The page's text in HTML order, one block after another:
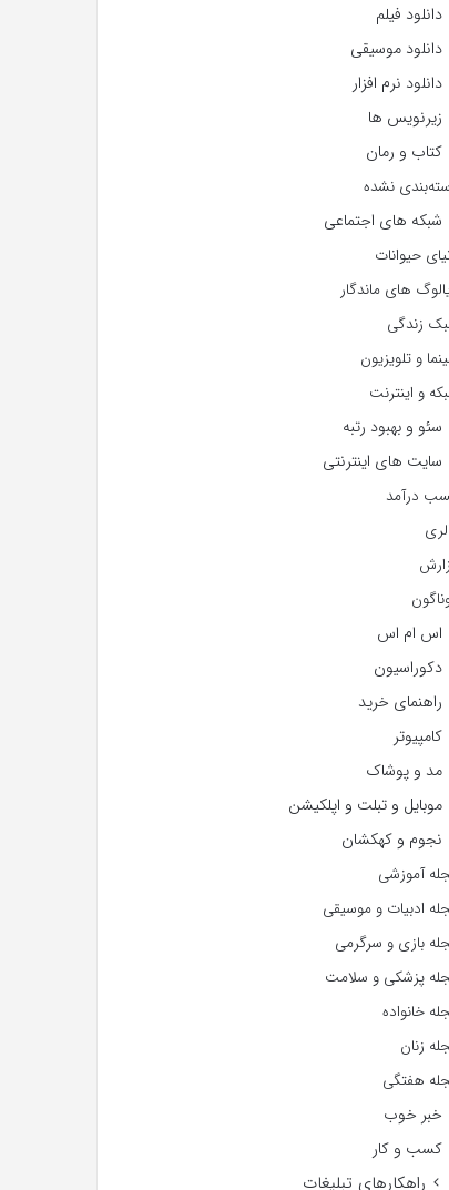
دانلود فیلم
دانلود موسیقی
دانلود نرم افزار
زیرنویس ها
کتاب و رمان
نشده
شبکه های اجتماعی
حیوانات
های ماندگار
زندگی
و تلویزیون
و اینترنت
سئو و بهبود رتبه
سایت های اینترنتی
درآمد
اس ام اس
دکوراسیون
راهنمای خرید
کامپیوتر
مد و پوشاک
موبایل و تبلت و اپلکیشن
نجوم و کهکشان
آموزشی
ادبیات و موسیقی
بازی و سرگرمی
پزشکی و سلامت
خانواده
زنان
هفتگی
خبر خوب
کسب و کار
راهکارهای تبلیغات